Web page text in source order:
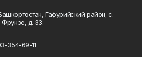
Гафурийский район, с.
Фрунзе, д. 33.
354-69-11